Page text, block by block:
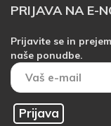
PRIJAVA NA E-
Prijavite se in
naše ponudbe.
Prijava